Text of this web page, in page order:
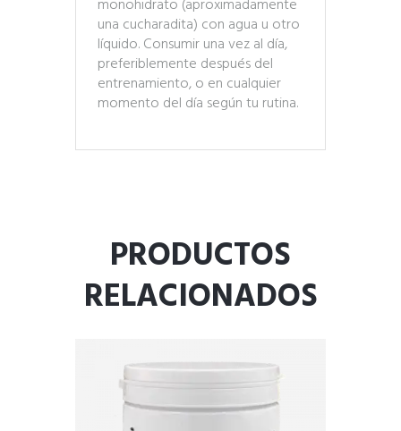
monohidrato (aproximadamente
una cucharadita) con agua u otro
líquido. Consumir una vez al día,
preferiblemente después del
entrenamiento, o en cualquier
momento del día según tu rutina.
PRODUCTOS
RELACIONADOS